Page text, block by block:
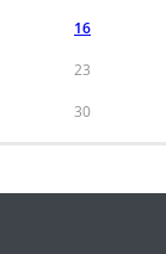
16
23
30